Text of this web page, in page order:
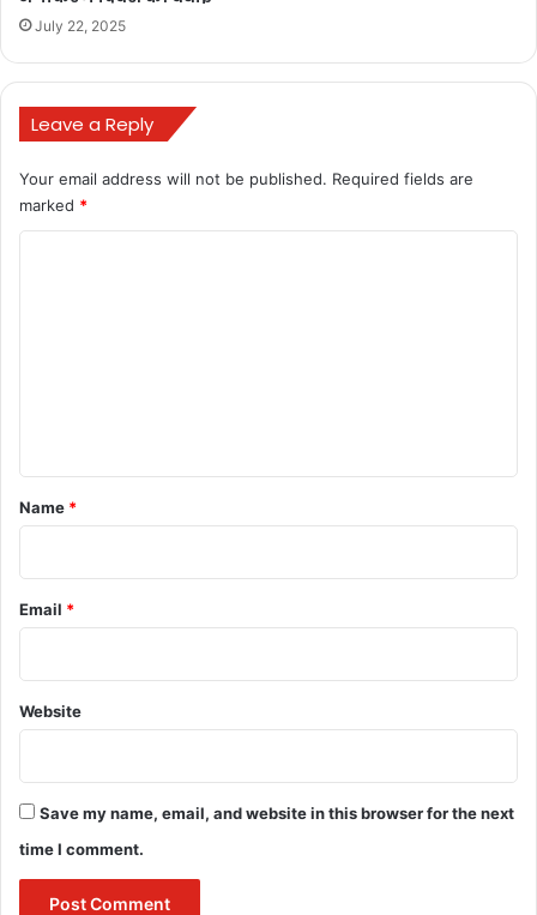
July 22, 2025
Leave a Reply
Your email address will not be published. Required fields are
marked *
*
Name *
Email *
Website
Save my name, email, and website in this browser for the next
time I comment.